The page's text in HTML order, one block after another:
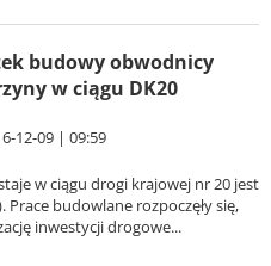
budowy obwodnicy
w ciągu DK20
12-09 | 09:59
w ciągu drogi krajowej nr 20 jest
budowlane rozpoczęły się,
inwestycji drogowe...